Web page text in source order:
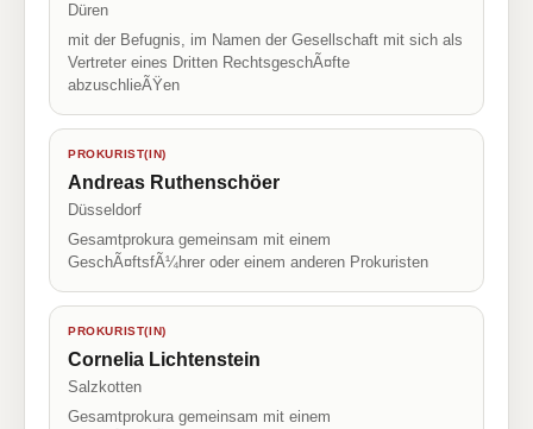
Düren
mit der Befugnis, im Namen der Gesellschaft mit sich als
Vertreter eines Dritten RechtsgeschÃ¤fte
abzuschlieÃŸen
PROKURIST(IN)
Andreas Ruthenschöer
Düsseldorf
Gesamtprokura gemeinsam mit einem
GeschÃ¤ftsfÃ¼hrer oder einem anderen Prokuristen
PROKURIST(IN)
Cornelia Lichtenstein
Salzkotten
Gesamtprokura gemeinsam mit einem